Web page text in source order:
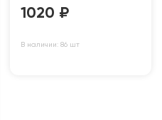
1020 ₽
В наличии: 86 шт